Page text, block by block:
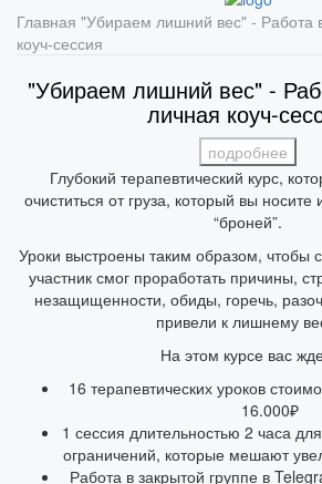
Главная "Убираем лишний вес" - Работа
коуч-сессия
"Убираем лишний вес" -
личная коуч-
подробнее
Глубокий терапевтический курс,
очиститься от груза, который вы носите
“броней”.
Уроки выстроены таким образом, чтобы
участник смог проработать причины,
незащищенности, обиды, горечь,
привели к лишнему
На этом курсе вас
16 терапевтических уроков
16.000₽
1 сессия длительностью 2 часа
ограничений, которые мешают
Работа в закрытой группе в